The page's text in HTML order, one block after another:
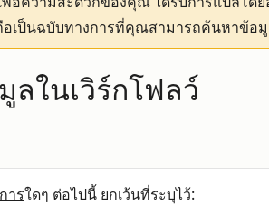
เป็นฉบับทางการที่คุณสามารถค้นหาข้อ
ลในเวิร์กโฟลว์
ารใดๆ ต่อไปนี้ ยกเว้นที่ระบุไว้: